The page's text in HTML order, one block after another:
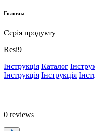
Головна
Серія продукту
Resi9
Інструкція Каталог
Інструкція Інструкція
-
0 reviews